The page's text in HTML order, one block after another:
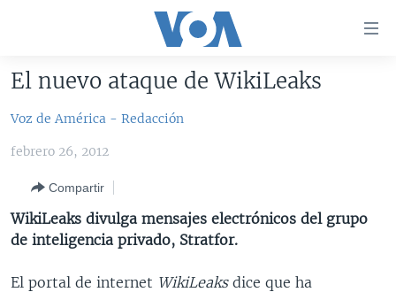
accesibilidad
al
principal
navegador
principal
AMÉRICA DEL NORTE
EEUU
MÉXICO
HAITÍ
ELECCIONES EEUU 2024
ELECCIONES EEUU
VOTO DIVIDIDO
VOA VERIFICA
VOA VERIFICA UCRANIA/RUSIA
VOA VERIFICA INMIGRACIÓN
VOA VERIFICA AMÉRICA LATINA
AMÉRICA LATINA
ARGENTINA
BOLIVIA
COLOMBIA
CHINA EN AMÉRICA LATINA
CENTROAMÉRICA
COSTA RICA
OTRAS SECCIONES
El nuevo ataque de WikiLeaks
Voz de América - Redacción
febrero 26, 2012
Compartir
WikiLeaks divulga mensajes electrónicos del grupo
de inteligencia privado, Stratfor.
El portal de internet WikiLeaks dice que ha